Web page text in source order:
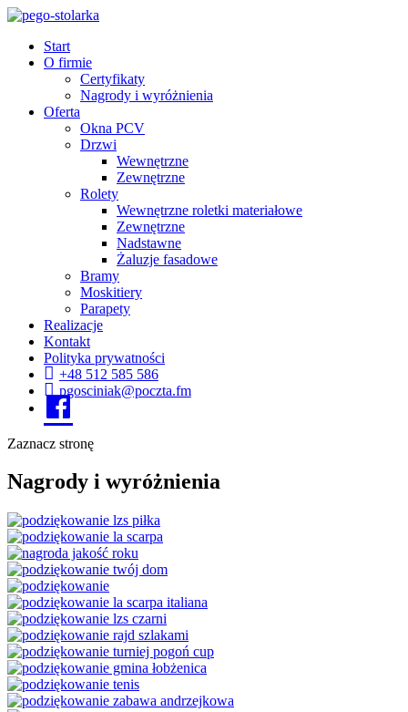
Start
O firmie
Certyfikaty
Nagrody i wyróżnienia
Oferta
Okna PCV
Drzwi
Wewnętrzne
Zewnętrzne
Rolety
Wewnętrzne roletki materiałowe
Zewnętrzne
Nadstawne
Żaluzje fasadowe
Bramy
Moskitiery
Parapety
Realizacje
Kontakt
Polityka prywatności
+48 512 585 586
pgosciniak@poczta.fm
Zaznacz stronę
Nagrody i wyróżnienia